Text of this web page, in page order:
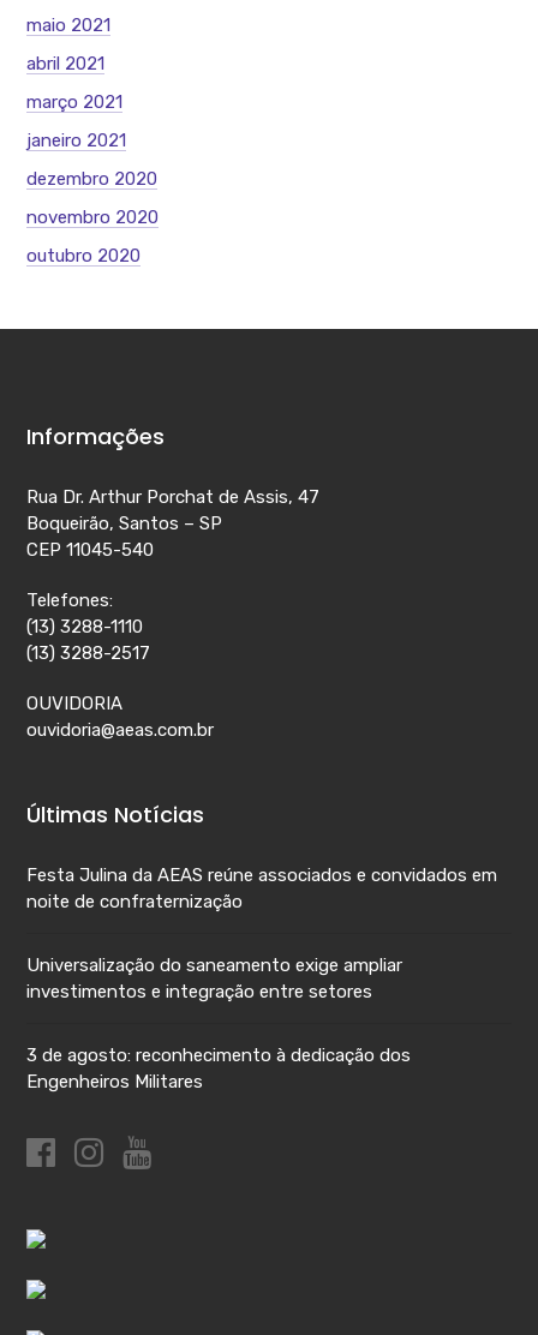
maio 2021
abril 2021
março 2021
janeiro 2021
dezembro 2020
novembro 2020
outubro 2020
Informações
Rua Dr. Arthur Porchat de Assis, 47
Boqueirão, Santos – SP
CEP 11045-540
Telefones:
(13) 3288-1110
(13) 3288-2517
OUVIDORIA
ouvidoria@aeas.com.br
Últimas Notícias
Festa Julina da AEAS reúne associados e convidados em
noite de confraternização
Universalização do saneamento exige ampliar
investimentos e integração entre setores
3 de agosto: reconhecimento à dedicação dos
Engenheiros Militares